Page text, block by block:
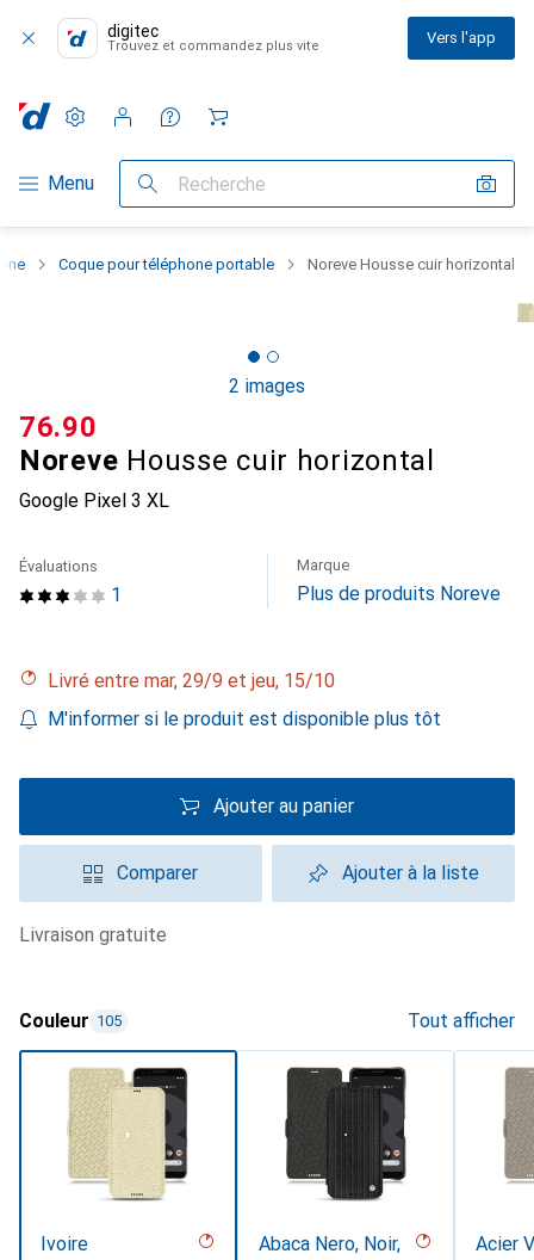
digitec
Trouvez et commandez plus vite Vers l'app
Navigation par catégorie
Menu Recherche
Paramètres
Compte client
Listes de comparaison
Listes d'envies
Panier
Coque pour téléphone portable Noreve Housse cuir horizontal
2 images
Noreve Housse cuir horizontal
Google Pixel 3 XL
CHF
76.90
1
Évaluations Marque
Plus de produits Noreve
Livré entre mar, 29/9 et jeu, 15/10
M'informer si le produit est disponible plus tôt
Ajouter au panier
Comparer Ajouter à la liste
livraison gratuite
Couleur 105 Tout afficher
Ivoire
Abaca Nero, Noir,
Acier